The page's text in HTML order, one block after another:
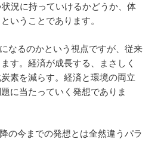
況に持っていけるかどうか、体
いうことであります。
なるのかという視点ですが、従来
す。経済が成長する、まさしく
素を減らす。経済と環境の両立
に当たっていく発想でありま
の今までの発想とは全然違うパラ